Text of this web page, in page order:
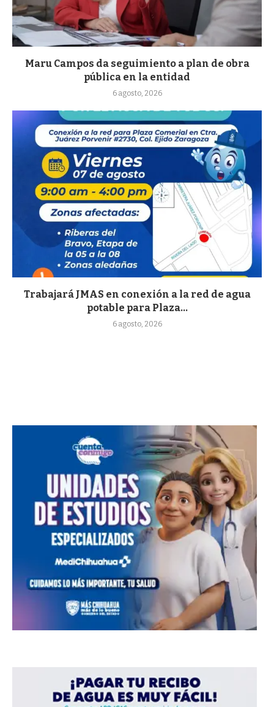
Maru Campos da seguimiento a plan de obra
pública en la entidad
6 agosto, 2026
Trabajará JMAS en conexión a la red de agua
potable para Plaza...
6 agosto, 2026